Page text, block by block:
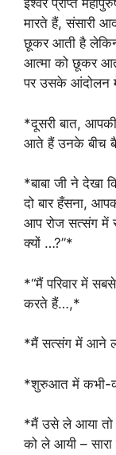
ईश्वर प्राप्त
मारते हैं, संसारी
छूकर आती है लेकिन
आत्मा को छूकर
पर उसके आंदोलन
*दूसरी बात,
आते हैं उनके बीच
*बाबा जी ने देखा
दो बार हँसना,
आप रोज सत्संग में
क्यों …?”*
*“मैं परिवार में
करते हैं…,*
*मैं सत्संग में आने
*शुरुआत में कभी-
*मैं उसे ले आया तो
को ले आयी –